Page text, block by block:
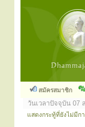
สมัครสมาชิก
วันเวลาปัจจุบัน 07
แสดงกระทู้ที่ยังไม่มีก